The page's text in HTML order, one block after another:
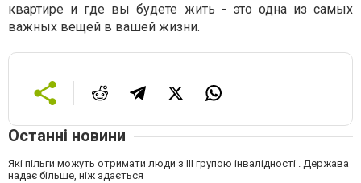
квартире и где вы будете жить - это одна из самых
важных вещей в вашей жизни.
Останні новини
Які пільги можуть отримати люди з III групою інвалідності . Держава
надає більше, ніж здається